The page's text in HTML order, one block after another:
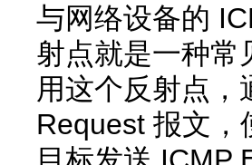
与网络设备的
射点就是一种常
用这个反射点，
Request 报文，